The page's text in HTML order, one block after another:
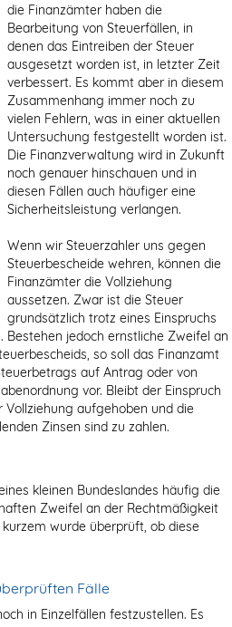
die Finanzämter haben die
Bearbeitung von Steuerfällen, in
denen das Eintreiben der Steuer
ausgesetzt worden ist, in letzter Zeit
verbessert. Es kommt aber in diesem
Zusammenhang immer noch zu
vielen Fehlern, was in einer aktuellen
Untersuchung festgestellt worden ist.
Die Finanzverwaltung wird in Zukunft
noch genauer hinschauen und in
diesen Fällen auch häufiger eine
Sicherheitsleistung verlangen.
Wenn wir Steuerzahler uns gegen
Steuerbescheide wehren, können die
Finanzämter die Vollziehung
aussetzen. Zwar ist die Steuer
grundsätzlich trotz eines Einspruchs
jedoch ernstliche Zweifel an
so soll das Finanzamt
auf Antrag oder von
vor. Bleibt der Einspruch
aufgehoben und die
Zinsen sind zu zahlen.
kleinen Bundeslandes häufig die
Zweifel an der Rechtmäßigkeit
wurde überprüft, ob diese
Fälle
in Einzelfällen festzustellen. Es